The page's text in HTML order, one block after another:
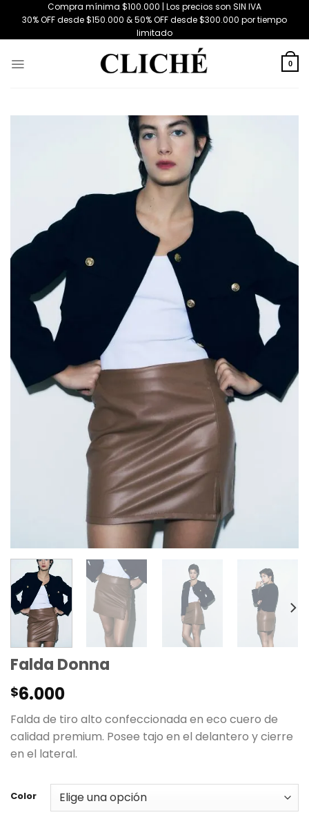
contenido
Compra mínima $100.000 | Los precios son SIN IVA
30% OFF desde $150.000 & 50% OFF desde $300.000 por tiempo
limitado
0
Falda Donna
$6.000
Falda de tiro alto confeccionada en eco cuero de
calidad premium. Posee tajo en el delantero y cierre
en el lateral.
Color